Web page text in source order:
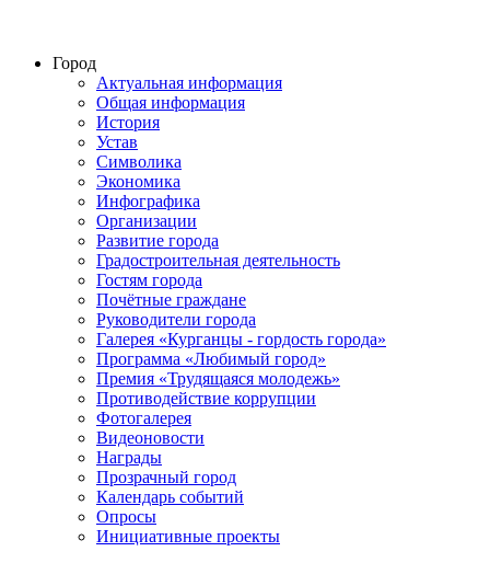
Город
Актуальная информация
Общая информация
История
Устав
Символика
Экономика
Инфографика
Организации
Развитие города
Градостроительная деятельность
Гостям города
Почётные граждане
Руководители города
Галерея «Курганцы - гордость города»
Программа «Любимый город»
Премия «Трудящаяся молодежь»
Противодействие коррупции
Фотогалерея
Видеоновости
Награды
Прозрачный город
Календарь событий
Опросы
Инициативные проекты